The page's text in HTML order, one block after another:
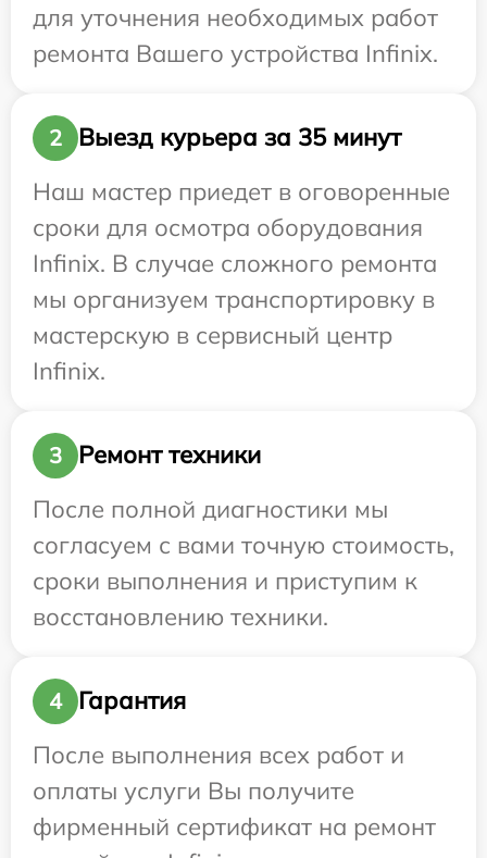
для уточнения необходимых работ
ремонта Вашего устройства Infinix.
2
Выезд курьера за 35 минут
Наш мастер приедет в оговоренные
сроки для осмотра оборудования
Infinix. В случае сложного ремонта
мы организуем транспортировку в
мастерскую в сервисный центр
Infinix.
3
Ремонт техники
После полной диагностики мы
согласуем с вами точную стоимость,
сроки выполнения и приступим к
восстановлению техники.
4
Гарантия
После выполнения всех работ и
оплаты услуги Вы получите
фирменный сертификат на ремонт